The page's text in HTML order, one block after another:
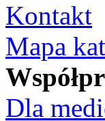
Kontakt
Mapa
Dla